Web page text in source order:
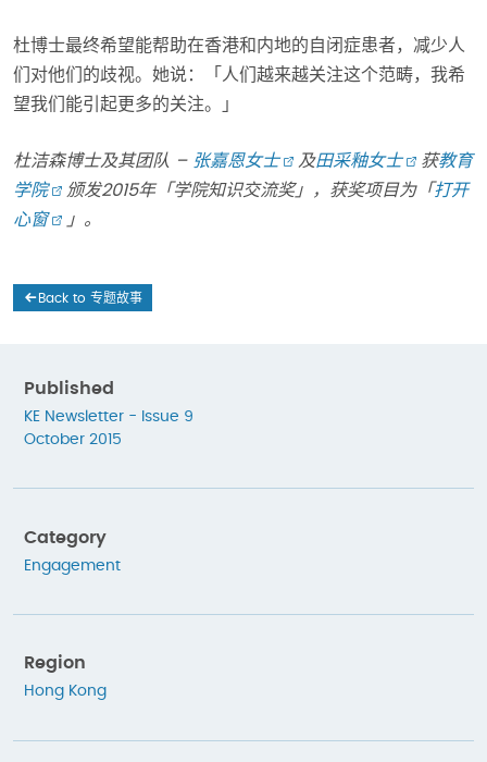
杜博士最终希望能帮助在香港和内地的自闭症患者，减少人
们对他们的歧视。她说：「人们越来越关注这个范畴，我希
望我们能引起更多的关注。」
杜洁森博士及其团队 – 张嘉恩女士 及田采釉女士 获教育
学院
颁发2015年「学院知识交流奖」，获奖项目为「打开
心窗
」 。
Back to 专题故事
Published
KE Newsletter - Issue 9
October 2015
Category
Engagement
Region
Hong Kong